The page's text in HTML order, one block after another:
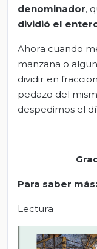
denominador,
dividió el
Ahora cuando
manzana o
dividir en
pedazo del
despedimos el
Para saber más:
Lectura